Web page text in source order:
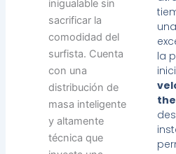
la
inigualable sin
sacrificar la
comodidad del
surfista. Cuenta
con una
distribución de
masa inteligente
y altamente
técnica que